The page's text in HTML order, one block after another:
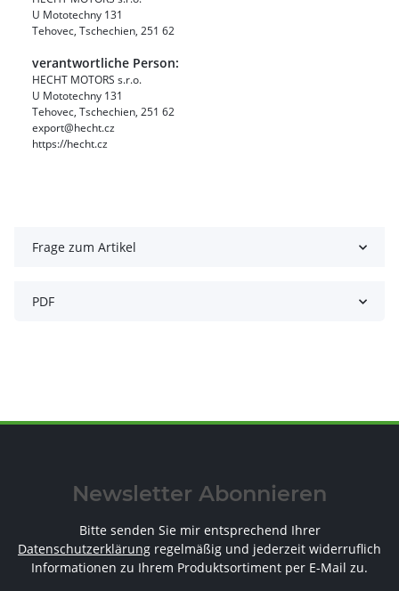
U Mototechny 131
Tehovec, Tschechien, 251 62
verantwortliche Person:
HECHT MOTORS s.r.o.
U Mototechny 131
Tehovec, Tschechien, 251 62
export@hecht.cz
https://hecht.cz
Frage zum Artikel
PDF
Newsletter Abonnieren
Bitte senden Sie mir entsprechend Ihrer
Datenschutzerklärung regelmäßig und jederzeit widerruflich
Informationen zu Ihrem Produktsortiment per E-Mail zu.